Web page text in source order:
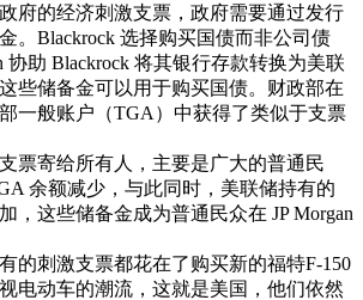
府的经济刺激支票，政府需要通过发行
。Blackrock 选择购买国债而非公司债
协助 Blackrock 将其银行存款转换为美联
些储备金可以用于购买国债。财政部在
一般账户（TGA）中获得了类似于支票
票寄给所有人，主要是广大的普通民
余额减少，与此同时，美联储持有的
，这些储备金成为普通民众在 JP Morgan
的刺激支票都花在了购买新的福特F-150
电动车的潮流，这就是美国，他们依然